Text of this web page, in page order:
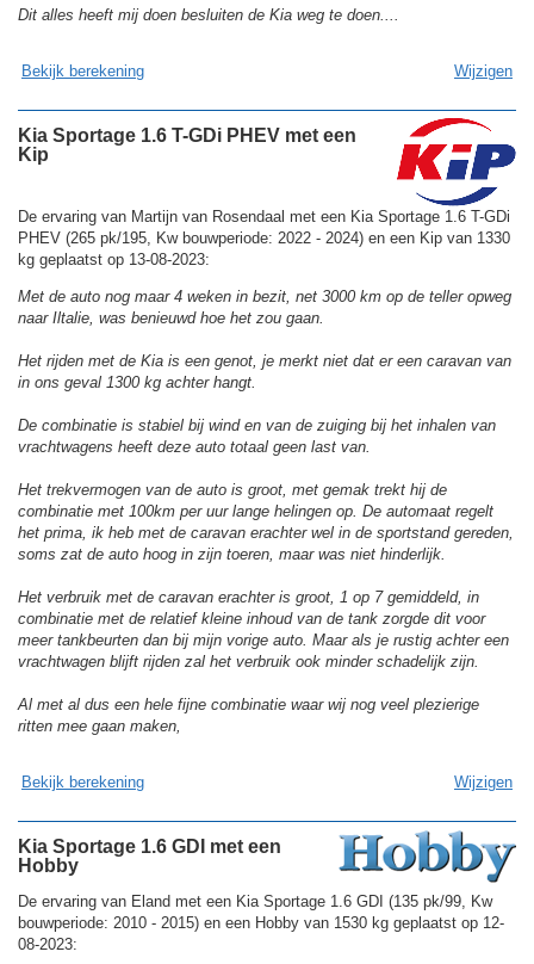
Dit alles heeft mij doen besluiten de Kia weg te doen....
Bekijk berekening Wijzigen
Kia Sportage 1.6 T-GDi PHEV met een
Kip
De ervaring van Martijn van Rosendaal met een Kia Sportage 1.6 T-GDi
PHEV (265 pk/195, Kw bouwperiode: 2022 - 2024) en een Kip van 1330
kg geplaatst op 13-08-2023:
Met de auto nog maar 4 weken in bezit, net 3000 km op de teller opweg
naar Iltalie, was benieuwd hoe het zou gaan.
Het rijden met de Kia is een genot, je merkt niet dat er een caravan van
in ons geval 1300 kg achter hangt.
De combinatie is stabiel bij wind en van de zuiging bij het inhalen van
vrachtwagens heeft deze auto totaal geen last van.
Het trekvermogen van de auto is groot, met gemak trekt hij de
combinatie met 100km per uur lange helingen op. De automaat regelt
het prima, ik heb met de caravan erachter wel in de sportstand gereden,
soms zat de auto hoog in zijn toeren, maar was niet hinderlijk.
Het verbruik met de caravan erachter is groot, 1 op 7 gemiddeld, in
combinatie met de relatief kleine inhoud van de tank zorgde dit voor
meer tankbeurten dan bij mijn vorige auto. Maar als je rustig achter een
vrachtwagen blijft rijden zal het verbruik ook minder schadelijk zijn.
Al met al dus een hele fijne combinatie waar wij nog veel plezierige
ritten mee gaan maken,
Bekijk berekening Wijzigen
Kia Sportage 1.6 GDI met een
Hobby
De ervaring van Eland met een Kia Sportage 1.6 GDI (135 pk/99, Kw
bouwperiode: 2010 - 2015) en een Hobby van 1530 kg geplaatst op 12-
08-2023: